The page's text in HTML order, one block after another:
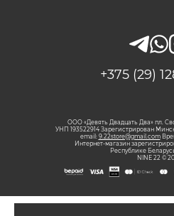
+375 (29)
ООО «Девять Двадцать Два» пл.
УНП 193522914 Зарегистрирован
email: 9.22store@gmail.com
Интернет-магазин
Республике
NINE 22 ©